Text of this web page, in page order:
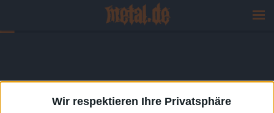
Wir respektieren Ihre Privatsphäre